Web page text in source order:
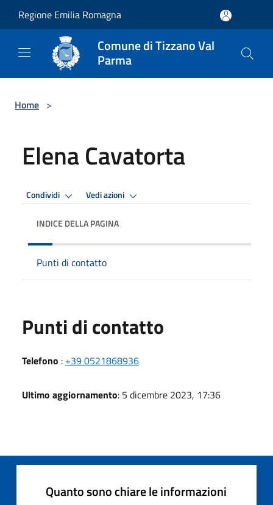
Regione Emilia Romagna
Comune di Tizzano Val
Parma
Home >
Elena Cavatorta
Condividi Vedi azioni
INDICE DELLA PAGINA
Punti di contatto
Punti di contatto
Telefono : +39 0521868936
Ultimo aggiornamento: 5 dicembre 2023, 17:36
Quanto sono chiare le informazioni